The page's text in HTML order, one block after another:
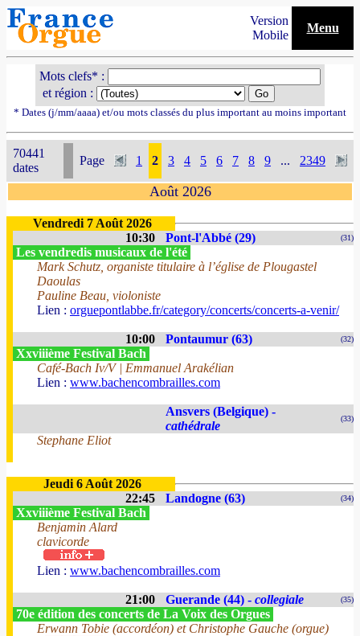
Version
Mobile
Menu
Mots clefs* :
et région :
* Dates (j/mm/aaaa) et/ou mots classés du plus important au moins important
70441
dates
Page 1 2 3 4 5 6 7 8 9 ... 2349
Août 2026
Vendredi 7 Août 2026
10:30
Pont-l'Abbé (29) (31)
Les vendredis musicaux de l'été
Mark Schutz, organiste titulaire à l’église de Plougastel
Daoulas
Pauline Beau, violoniste
Lien : orguepontlabbe.fr/category/concerts/concerts-a-venir/
10:00 Pontaumur (63) (32)
Xxviiième Festival Bach
Café-Bach Iv/V | Emmanuel Arakélian
Lien : www.bachencombrailles.com
Ansvers (Belgique) -
cathédrale
(33)
Stephane Eliot
Jeudi 6 Août 2026
22:45
Landogne (63) (34)
Xxviiième Festival Bach
Benjamin Alard
clavicorde
Lien : www.bachencombrailles.com
21:00 Guerande (44) - collegiale (35)
70e édition des concerts de La Voix des Orgues
Erwann Tobie (accordéon) et Christophe Gauche (orgue)